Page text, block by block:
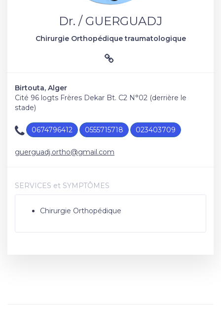
Dr. / GUERGUADJ
Chirurgie Orthopédique traumatologique
Birtouta, Alger
Cité 96 logts Frères Dekar Bt. C2 N°02 (derrière le
stade)
0674796412 0555715718 023403709
guerguadj.ortho@gmail.com
SERVICES et SYMPTÔMES
Chirurgie Orthopédique